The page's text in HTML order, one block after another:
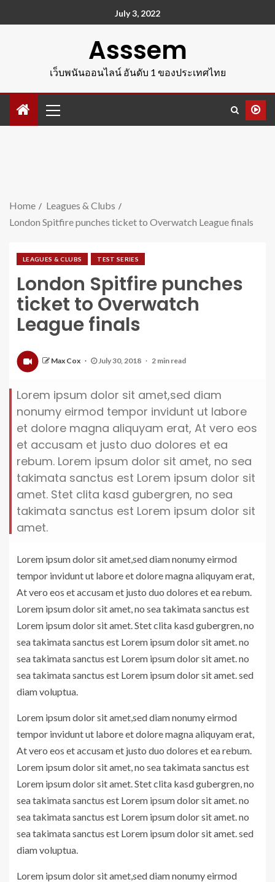
July 3, 2022
Asssem
เว็บพนันออนไลน์ อันดับ 1 ของประเทศไทย
Home
Leagues & Clubs
London Spitfire punches ticket to Overwatch League finals
LEAGUES & CLUBS TEST SERIES
London Spitfire punches
ticket to Overwatch
League finals
Max Cox July 30, 2018 2 min read
Lorem ipsum dolor sit amet,sed diam
nonumy eirmod tempor invidunt ut labore
et dolore magna aliquyam erat, At vero eos
et accusam et justo duo dolores et ea
rebum. Lorem ipsum dolor sit amet, no sea
takimata sanctus est Lorem ipsum dolor sit
amet. Stet clita kasd gubergren, no sea
takimata sanctus est Lorem ipsum dolor sit
amet.
Lorem ipsum dolor sit amet,sed diam nonumy eirmod
tempor invidunt ut labore et dolore magna aliquyam erat,
At vero eos et accusam et justo duo dolores et ea rebum.
Lorem ipsum dolor sit amet, no sea takimata sanctus est
Lorem ipsum dolor sit amet. Stet clita kasd gubergren, no
sea takimata sanctus est Lorem ipsum dolor sit amet. no
sea takimata sanctus est Lorem ipsum dolor sit amet. no
sea takimata sanctus est Lorem ipsum dolor sit amet. sed
diam voluptua.
Lorem ipsum dolor sit amet,sed diam nonumy eirmod
tempor invidunt ut labore et dolore magna aliquyam erat,
At vero eos et accusam et justo duo dolores et ea rebum.
Lorem ipsum dolor sit amet, no sea takimata sanctus est
Lorem ipsum dolor sit amet. Stet clita kasd gubergren, no
sea takimata sanctus est Lorem ipsum dolor sit amet. no
sea takimata sanctus est Lorem ipsum dolor sit amet. no
sea takimata sanctus est Lorem ipsum dolor sit amet. sed
diam voluptua.
Lorem ipsum dolor sit amet,sed diam nonumy eirmod